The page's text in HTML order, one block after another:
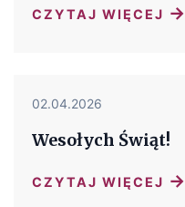
CZYTAJ WIĘCEJ →
02.04.2026
Wesołych Świąt!
CZYTAJ WIĘCEJ →